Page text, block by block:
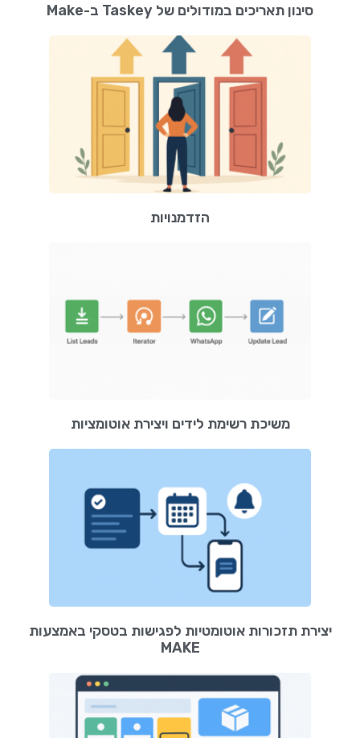
סינון תאריכים במודולים של Taskey ב-Make
הזדמנויות
משיכת רשימת לידים ויצירת אוטומציות
יצירת תזכורות אוטומטיות לפגישות בטסקי באמצעות
MAKE